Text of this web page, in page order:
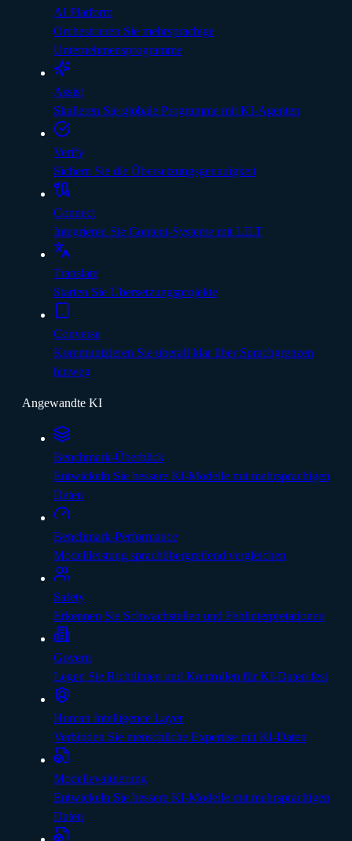
AI Platform
Orchestrieren Sie mehrsprachige
Unternehmensprogramme
Assist
Skalieren Sie globale Programme mit KI-Agenten
Verify
Sichern Sie die Übersetzungsgenauigkeit
Connect
Integrieren Sie Content-Systeme mit LILT
Translate
Starten Sie Übersetzungsprojekte
Converse
Kommunizieren Sie überall klar über Sprachgrenzen
hinweg
Angewandte KI
Benchmark-Überblick
Entwickeln Sie bessere KI-Modelle mit mehrsprachigen
Daten
Benchmark-Performance
Modellleistung sprachübergreifend vergleichen
Safety
Erkennen Sie Schwachstellen und Fehlinterpretationen
Govern
Legen Sie Richtlinien und Kontrollen für KI-Daten fest
Human Intelligence Layer
Verbinden Sie menschliche Expertise mit KI-Daten
Modellevaluierung
Entwickeln Sie bessere KI-Modelle mit mehrsprachigen
Daten